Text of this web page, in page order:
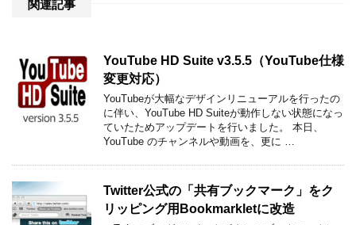
関連記事
YouTube HD Suite v3.5.5（YouTube仕様
変更対応）
YouTubeが大幅なデザインリニューアルを行ったの
に伴い、YouTube HD Suiteが動作しない状態になっ
ていたためアップデートを行いました。 本日、
YouTube のチャンネルや動画を、更に …
Twitter公式の「共有ブックマーク」をク
リッピング用Bookmarkletに改造